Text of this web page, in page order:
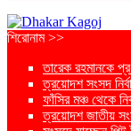
শিরোনাম >>
তারেক রহমানকে
ত্রয়োদশ সংসদ
ফাঁসির মঞ্চ থেকে
ত্রয়োদশ জাতীয়